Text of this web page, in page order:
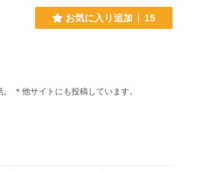
お気に入り追加 15
崖っぷちアイドルが、初めての枕営業の練習をマネージャーとする話。 ＊他サイトにも投稿しています。